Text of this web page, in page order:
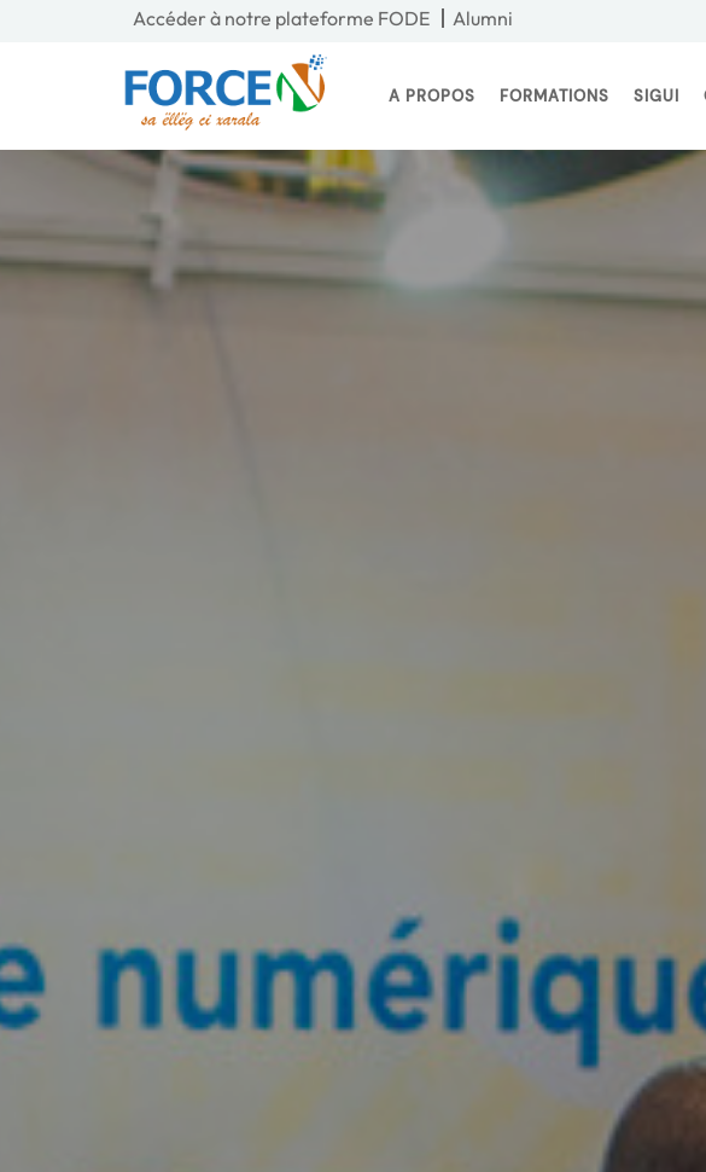
Accéder à notre plateforme FODE Alumni
A PROPOS FORMATIONS SIGUI
Les alliés du programme